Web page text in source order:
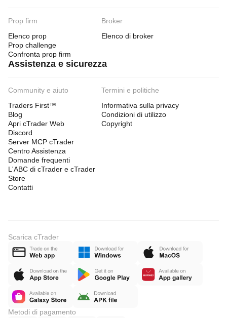
Prop firm
Elenco prop
Prop challenge
Confronta prop firm
Broker
Elenco di broker
Assistenza e sicurezza
Community e aiuto
Traders First™
Blog
Apri cTrader Web
Discord
Server MCP cTrader
Centro Assistenza
Domande frequenti
L'ABC di cTrader e cTrader
Store
Contatti
Termini e politiche
Informativa sulla privacy
Condizioni di utilizzo
Copyright
Scarica cTrader
Metodi di pagamento